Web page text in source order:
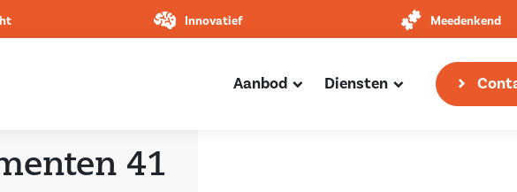
Innovatief Meedenkend
Aanbod Diensten
41